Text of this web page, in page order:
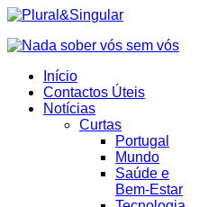
Início
Contactos Úteis
Notícias
Curtas
Portugal
Mundo
Saúde e
Bem-Estar